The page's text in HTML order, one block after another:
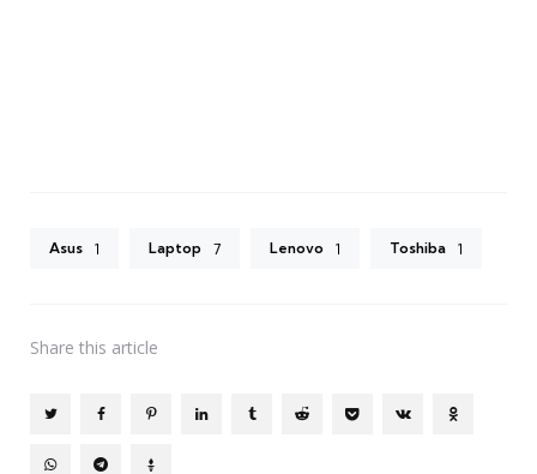
Asus 1 Laptop 7 Lenovo 1 Toshiba 1
Share this article